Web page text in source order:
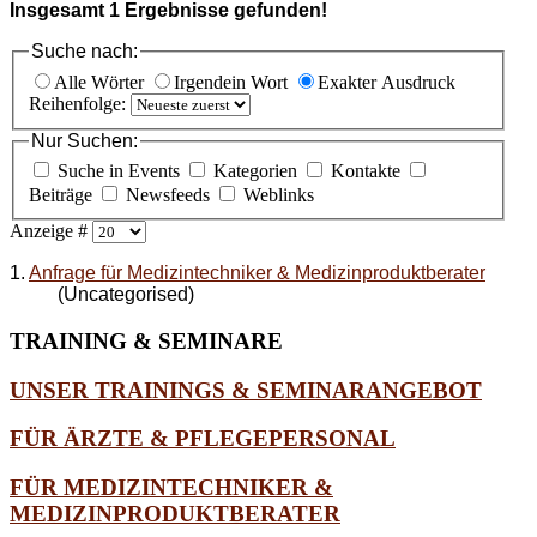
Insgesamt 1 Ergebnisse gefunden!
Suche nach:
Alle Wörter
Irgendein Wort
Exakter Ausdruck
Reihenfolge:
Nur Suchen:
Suche in Events
Kategorien
Kontakte
Beiträge
Newsfeeds
Weblinks
Anzeige #
1. Anfrage für Medizintechniker & Medizinproduktberater
(Uncategorised)
TRAINING & SEMINARE
UNSER TRAININGS & SEMINARANGEBOT
FÜR ÄRZTE & PFLEGEPERSONAL
FÜR MEDIZINTECHNIKER &
MEDIZINPRODUKTBERATER